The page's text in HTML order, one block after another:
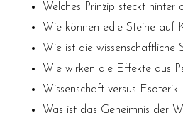
Welches Prinzip steckt hinter
Wie können edle Steine auf
Wie ist die wissenschaftliche
Wie wirken die Effekte aus
Wissenschaft versus
Was ist das Geheimnis der